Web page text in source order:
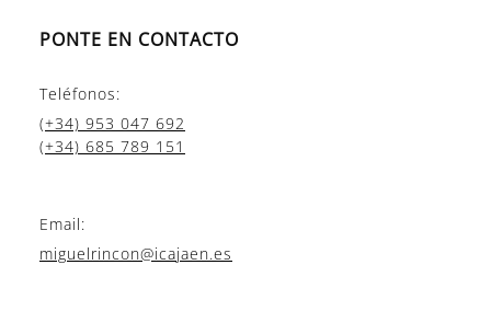
PONTE EN CONTACTO
Teléfonos:
(+34) 953 047 692
(+34) 685 789 151
Email:
miguelrincon@icajaen.es